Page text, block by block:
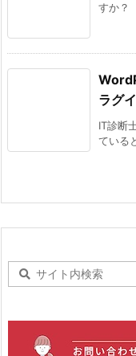
すか？
ラグ
IT診断
ている